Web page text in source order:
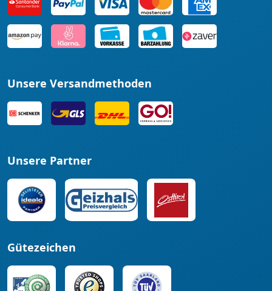
Unsere Versandmethoden
Unsere Partner
Gütezeichen